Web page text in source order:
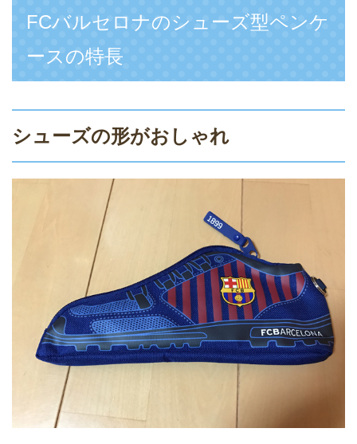
FCバルセロナのシューズ型ペンケ
ースの特長
シューズの形がおしゃれ